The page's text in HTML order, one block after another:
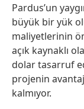
Pardus’un
büyük bir yük
maliyetlerinin
açık kaynaklı
dolar tasarruf
projenin
kalmıyor.